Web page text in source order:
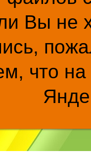
Вы не
что на